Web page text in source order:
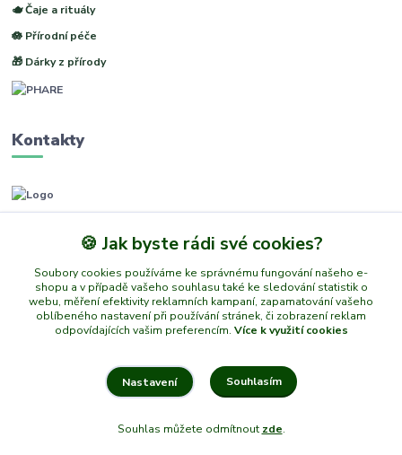
🫖 Čaje a rituály
🪷 Přírodní péče
🎁 Dárky z přírody
Kontakty
(Po-Pá, 8-14 hod.)
info@phare.cz
Vytvořeno na
Eshop-rychle.cz
🍪 Jak byste rádi své cookies?
Soubory cookies používáme ke správnému fungování našeho e-
shopu a v případě vašeho souhlasu také ke sledování statistik o
webu, měření efektivity reklamních kampaní, zapamatování vašeho
oblíbeného nastavení při používání stránek, či zobrazení reklam
odpovídajících vašim preferencím. Více k využití cookies
Nastavení Souhlasím
Souhlas můžete odmítnout zde.